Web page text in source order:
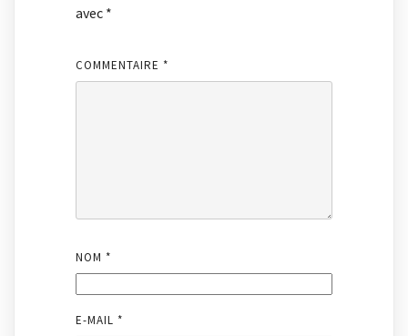
avec *
COMMENTAIRE *
NOM *
E-MAIL *